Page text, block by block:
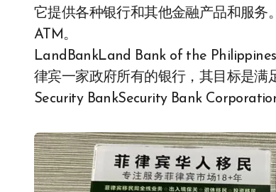
它提供各种银行和其他金融产品和服
ATM。
LandBankLand Bank of the
律宾一家政府所有的银行，其目标是满
Security BankSecurity Bank